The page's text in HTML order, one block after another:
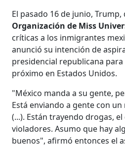
El pasado 16 de junio, Trump,
Organización de Miss
críticas a los inmigrantes
anunció su intención de
presidencial republicana
próximo en Estados Unidos.
"México manda a su gente,
Está enviando a gente con
(...). Están trayendo drogas,
violadores. Asumo que hay
buenos", afirmó entonces el